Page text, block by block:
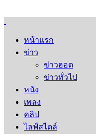
หน้าแรก
ข่าว
ข่าวฮอต
ข่าวทั่วไป
หนัง
เพลง
คลิป
ไลฟ์สไตล์